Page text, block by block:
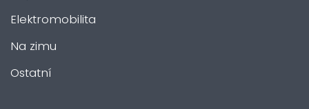
Elektromobilita
Na zimu
Ostatní